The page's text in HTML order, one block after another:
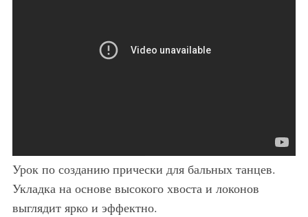
Урок по созданию прически для бальных танцев.
Укладка на основе высокого хвоста и локонов
выглядит ярко и эффектно.